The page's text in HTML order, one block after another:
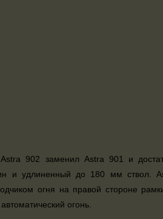
902 заменил Astra 901 и
и удлиненный до 180 мм ствол.
огня на правой стороне
огонь.